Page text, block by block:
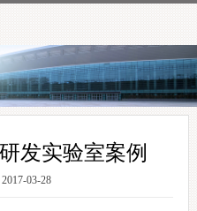
发实验室案例
03-28